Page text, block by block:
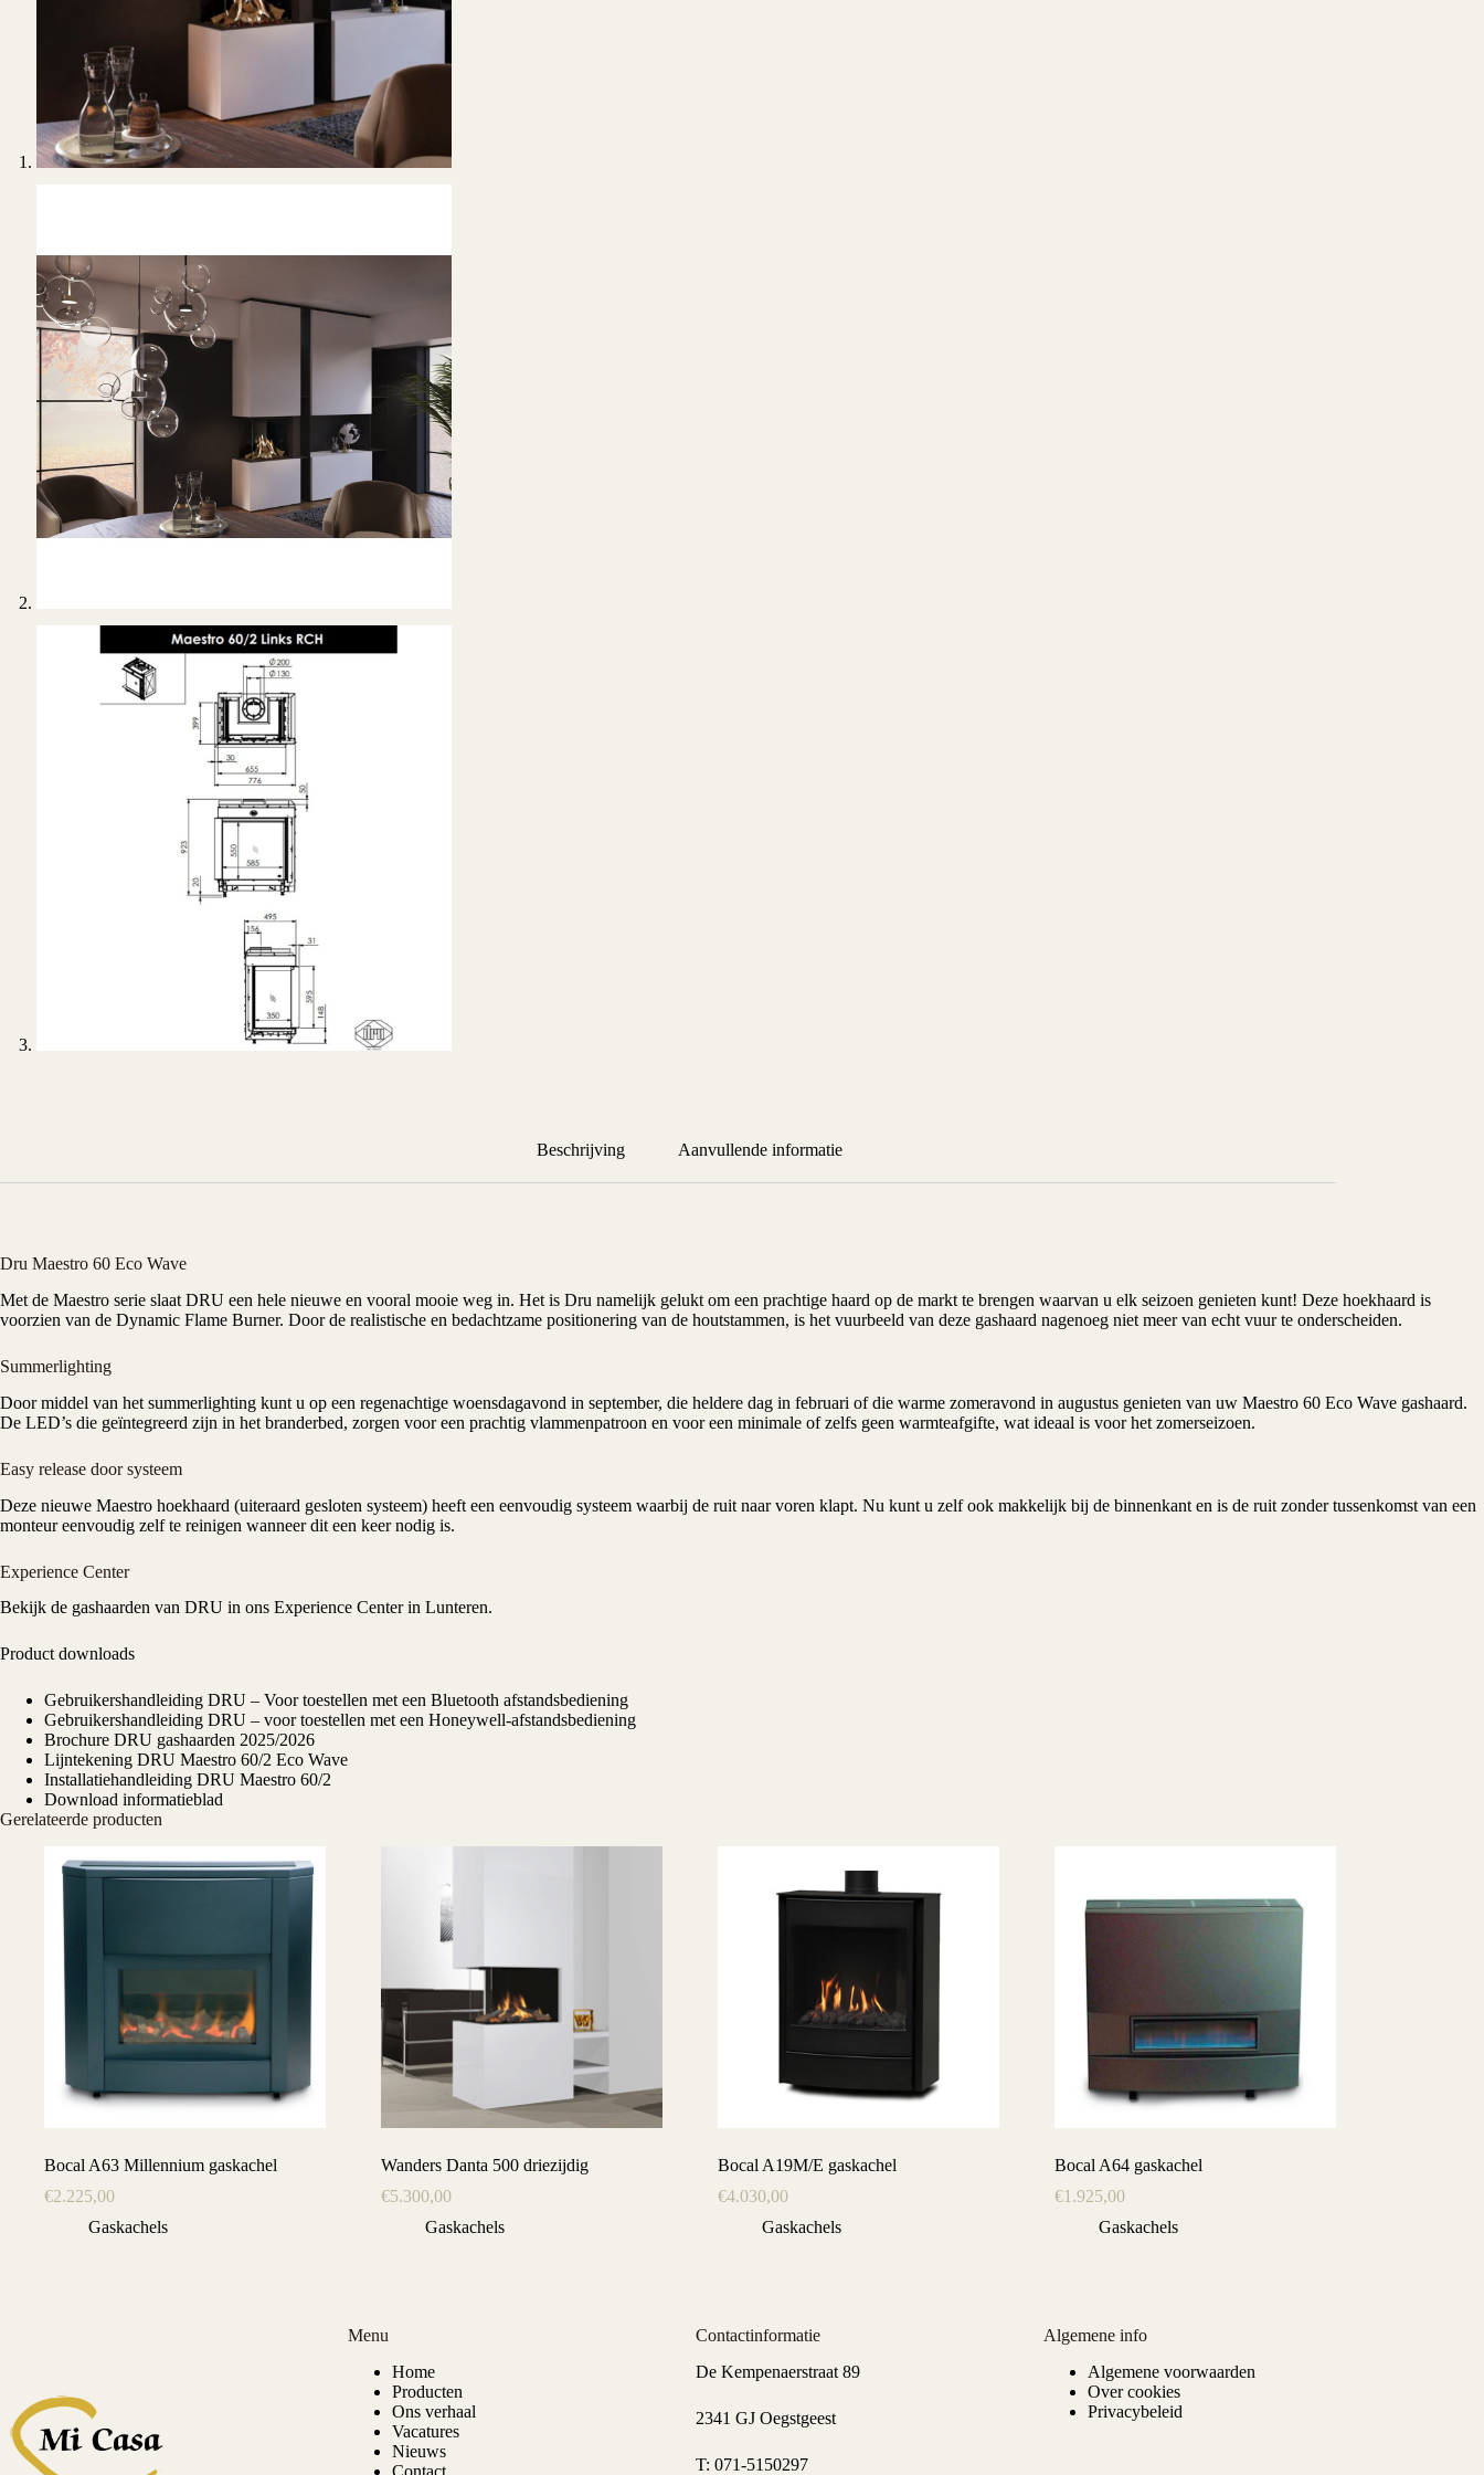
Beschrijving Aanvullende informatie
Dru Maestro 60 Eco Wave
Met de Maestro serie slaat DRU een hele nieuwe en vooral mooie weg in. Het is Dru namelijk gelukt om een prachtige haard op de markt te brengen waarvan u elk seizoen genieten kunt! Deze hoekhaard is
voorzien van de Dynamic Flame Burner. Door de realistische en bedachtzame positionering van de houtstammen, is het vuurbeeld van deze gashaard nagenoeg niet meer van echt vuur te onderscheiden.
Summerlighting
Door middel van het summerlighting kunt u op een regenachtige woensdagavond in september, die heldere dag in februari of die warme zomeravond in augustus genieten van uw Maestro 60 Eco Wave gashaard.
De LED’s die geïntegreerd zijn in het branderbed, zorgen voor een prachtig vlammenpatroon en voor een minimale of zelfs geen warmteafgifte, wat ideaal is voor het zomerseizoen.
Easy release door systeem
Deze nieuwe Maestro hoekhaard (uiteraard gesloten systeem) heeft een eenvoudig systeem waarbij de ruit naar voren klapt. Nu kunt u zelf ook makkelijk bij de binnenkant en is de ruit zonder tussenkomst van een
monteur eenvoudig zelf te reinigen wanneer dit een keer nodig is.
Experience Center
Bekijk de gashaarden van DRU in ons Experience Centerin Lunteren.
Product downloads
Gebruikershandleiding DRU – Voor toestellen met een Bluetooth afstandsbediening
Gebruikershandleiding DRU – voor toestellen met een Honeywell-afstandsbediening
Brochure DRU gashaarden 2025/2026
Lijntekening DRU Maestro 60/2 Eco Wave
Installatiehandleiding DRU Maestro 60/2
Download informatieblad
Gerelateerde producten
Bocal A63 Millennium gaskachel
€2.225,00
Gaskachels
Wanders Danta 500 driezijdig
€5.300,00
Gaskachels
Bocal A19M/E gaskachel
€4.030,00
Gaskachels
Bocal A64 gaskachel
€1.925,00
Gaskachels
Menu
Home
Producten
Ons verhaal
Vacatures
Nieuws
Contact
Contactinformatie
De Kempenaerstraat 89
2341 GJ Oegstgeest
T: 071-5150297
Algemene info
Algemene voorwaarden
Over cookies
Privacybeleid